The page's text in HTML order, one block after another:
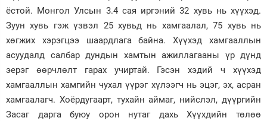
ёстой. Монгол Улсын 3.4 сая иргэний 32 хувь нь хүүхэд.
Зуун хувь гэж үзвэл 25 хувьд нь хамгаалал, 75 хувь нь
хөгжих хэрэгцээ шаардлага байна. Хүүхэд хамгааллын
асуудалд салбар дундын хамтын ажиллагааны үр дүнд
эерэг өөрчлөлт гарах учиртай. Гэсэн хэдий ч хүүхэд
хамгааллын хамгийн чухал үүрэг хүлээгч нь эцэг, эх, асран
хамгаалагч. Хоёрдугаарт, тухайн аймаг, нийслэл, дүүргийн
Засаг дарга буюу орон нутаг дахь Хүүхдийн төлөө